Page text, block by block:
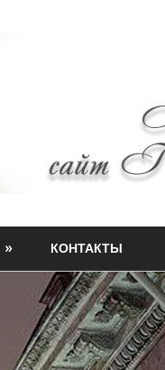
КОНТАКТЫ